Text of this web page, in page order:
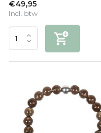
€49,95
Incl. btw